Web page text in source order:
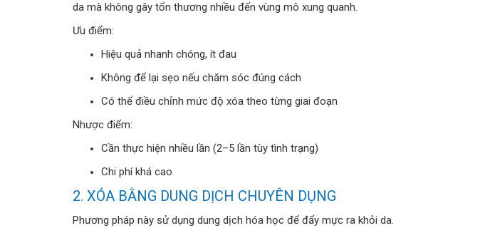
da mà không gây tổn thương nhiều đến vùng mô xung quanh.
Ưu điểm:
Hiệu quả nhanh chóng, ít đau
Không để lại sẹo nếu chăm sóc đúng cách
Có thể điều chỉnh mức độ xóa theo từng giai đoạn
Nhược điểm:
Cần thực hiện nhiều lần (2–5 lần tùy tình trạng)
Chi phí khá cao
2. XÓA BẰNG DUNG DỊCH CHUYÊN DỤNG
Phương pháp này sử dụng dung dịch hóa học để đẩy mực ra khỏi da.